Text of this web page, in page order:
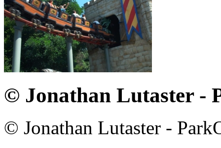
© Jonathan Lutaster -
© Jonathan Lutaster -